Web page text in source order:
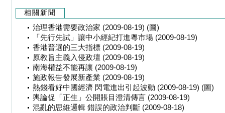
相關新聞
治理香港需要政治家 (2009-08-19) (圖)
「先行先試」讓中小經紀打進粵市場 (2009-08-19)
香港普選的三大指標 (2009-08-19)
原教旨主義入侵政壇 (2009-08-19)
南海權益不能再讓 (2009-08-19)
施政報告發展新產業 (2009-08-19)
熱錢看好中國經濟 閃電進出引起波動 (2009-08-19) (圖)
輿論促「正生」公開賬目澄清傳言 (2009-08-19)
混亂的思維邏輯 錯誤的政治判斷 (2009-08-18)